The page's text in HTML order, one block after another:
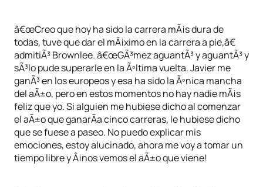
â€œCreo que hoy ha sido la carrera mÃ¡s dura de
todas, tuve que dar el mÃ¡ximo en la carrera a pie,â€
admitiÃ³ Brownlee. â€œGÃ³mez aguantÃ³ y aguantÃ³ y
sÃ³lo pude superarle en la Ãºltima vuelta. Javier me
ganÃ³ en los europeos y esa ha sido la Ãºnica mancha
del aÃ±o, pero en estos momentos no hay nadie mÃ¡s
feliz que yo. Si alguien me hubiese dicho al comenzar
el aÃ±o que ganarÃ­a cinco carreras, le hubiese dicho
que se fuese a paseo. No puedo explicar mis
emociones, estoy alucinado, ahora me voy a tomar un
tiempo libre y Â¡nos vemos el aÃ±o que viene!